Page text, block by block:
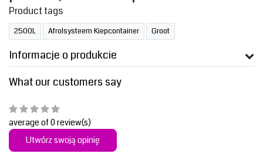
Product tags
2500L Afrolsysteem Kiepcontainer Groot
Informacje o produkcie
What our customers say
average of 0 review(s)
Utwórz swoją opinię